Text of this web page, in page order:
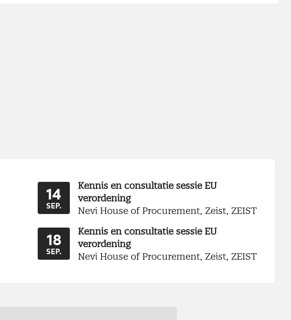
14
SEP.
Kennis en consultatie sessie EU
verordening
Nevi House of Procurement, Zeist, ZEIST
18
SEP.
Kennis en consultatie sessie EU
verordening
Nevi House of Procurement, Zeist, ZEIST